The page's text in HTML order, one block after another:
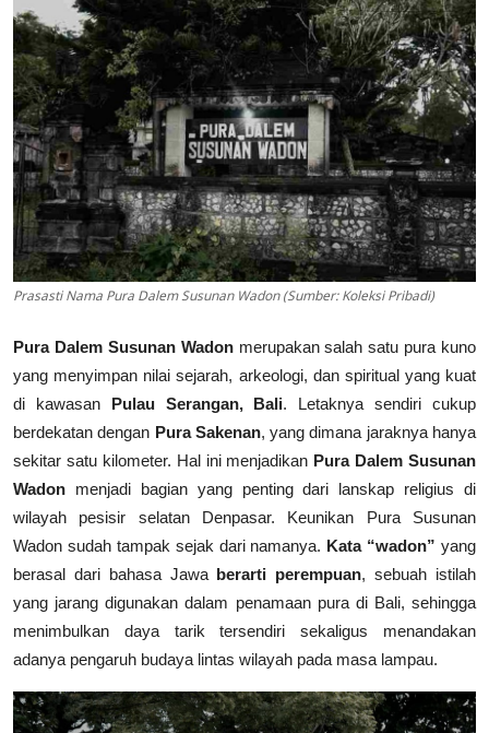
Prasasti Nama Pura Dalem Susunan Wadon (Sumber: Koleksi Pribadi)
Pura Dalem Susunan Wadonmerupakan salah satu pura kuno
yang menyimpan nilai sejarah, arkeologi, dan spiritual yang kuat
di kawasan
Pulau Serangan, Bali. Letaknya sendiri cukup
berdekatan dengan Pura Sakenan, yang dimana jaraknya hanya
sekitar satu kilometer. Hal ini menjadikan Pura Dalem Susunan
Wadon menjadi bagian yang penting dari lanskap religius di
wilayah pesisir selatan Denpasar. Keunikan Pura Susunan
Wadon sudah tampak sejak dari namanya. Kata “wadon” yang
berasal dari bahasa Jawa
berarti perempuan, sebuah istilah
yang jarang digunakan dalam penamaan pura di Bali, sehingga
menimbulkan daya tarik tersendiri sekaligus menandakan
adanya pengaruh budaya lintas wilayah pada masa lampau.